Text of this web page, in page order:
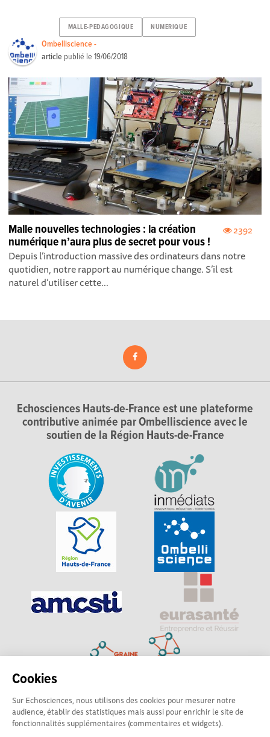
Cookies
Sur Echosciences, nous utilisons des cookies pour mesurer notre
audience, établir des statistiques mais aussi pour enrichir le site de
fonctionnalités supplémentaires (commentaires et widgets).
MALLE-PEDAGOGIQUE NUMERIQUE
Ombelliscience -
article publié le19/06/2018
2392
Malle nouvelles technologies : la création
numérique n’aura plus de secret pour vous !
Depuis l’introduction massive des ordinateurs dans notre
quotidien, notre rapport au numérique change. S’il est
naturel d’utiliser cette...
Echosciences Hauts-de-France est une plateforme
contributive animée par Ombelliscience avec le
soutien de la Région Hauts-de-France
Explorer, s’exprimer, rentrer en contact : Echosciences
Hauts-de-France est le réseau social des amateurs de
sciences et de technologies du territoire